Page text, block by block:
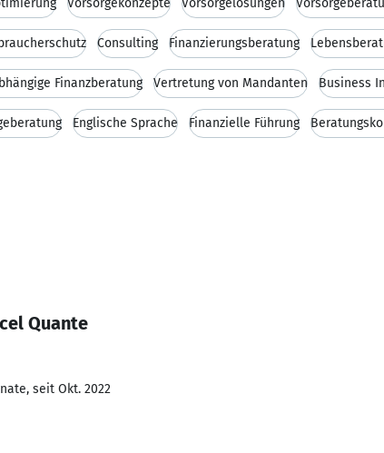
Vorsorgekonzepte Vorsorgelösungen
Consulting Finanzierungsberatung
Finanzberatung Vertretung von Mandanten Business
Englische Sprache Finanzielle Führung
Quante
seit Okt. 2022